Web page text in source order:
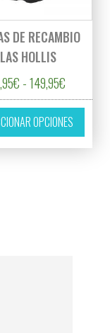
634,60€ hasta
tiene múltiples variantes.
DE RECAMBIO
HOLLIS
€ - 149,95€
OPCIONES
Este